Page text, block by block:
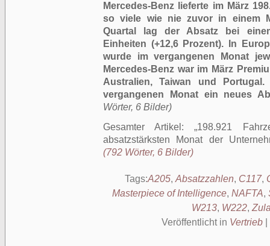
Mercedes-Benz lieferte im März
so viele wie nie zuvor in einem
Quartal lag der Absatz bei
Einheiten (+12,6 Prozent). In
wurde im vergangenen Monat
Mercedes-Benz war im März
Australien, Taiwan und
vergangenen Monat ein neues
Wörter, 6 Bilder)
Gesamter Artikel: 198.921
absatzstärksten Monat der
(792 Wörter, 6 Bilder)
Tags:A205, Absatzzahlen, C117,
Masterpiece of Intelligence, NAFTA,
W213, W222,
Veröffentlicht in Vertrieb